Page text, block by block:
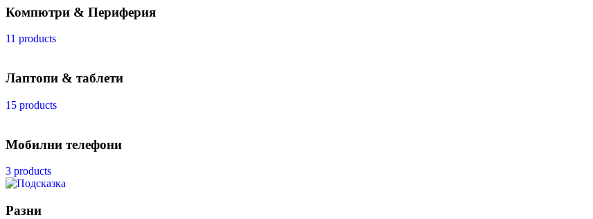
Компютри & Периферия
11 products
Лаптопи & таблети
15 products
Мобилни телефони
3 products
Разни